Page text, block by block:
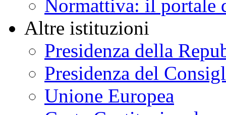
Normattiva: il portale
Altre istituzioni
Presidenza della
Presidenza del
Unione Europea